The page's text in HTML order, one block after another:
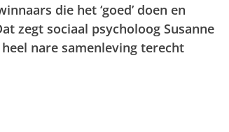
die het ‘goed’ doen en
zegt sociaal psycholoog Susanne
nare samenleving terecht